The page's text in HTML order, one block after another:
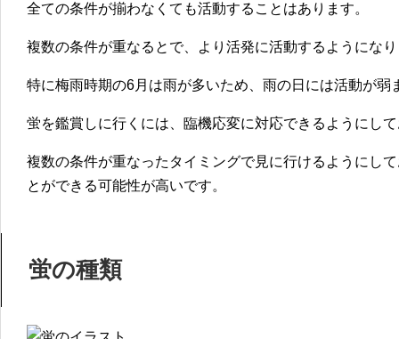
全ての条件が揃わなくても活動することはあります。
複数の条件が重なるとで、より活発に活動するようにな
特に梅雨時期の6月は雨が多いため、雨の日には活動が弱
蛍を鑑賞しに行くには、臨機応変に対応できるようにし
複数の条件が重なったタイミングで見に行けるようにし
とができる可能性が高いです。
蛍の種類